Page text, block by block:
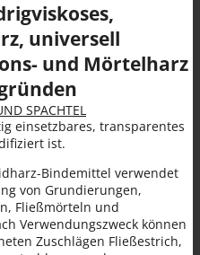
SPACHTEL
universell
und Mörtelharz
einsetzbares, transparentes
ist.
Bindemittel verwendet
von Grundierungen,
Fließmörteln und
Verwendungszweck können
Zuschlägen Fließestrich,